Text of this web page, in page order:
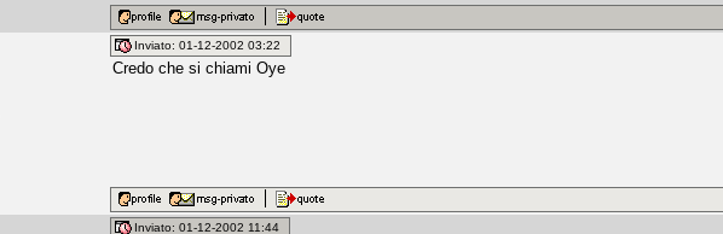
Inviato: 01-12-2002 03:22
Credo che si chiami Oye
Inviato: 01-12-2002 11:44